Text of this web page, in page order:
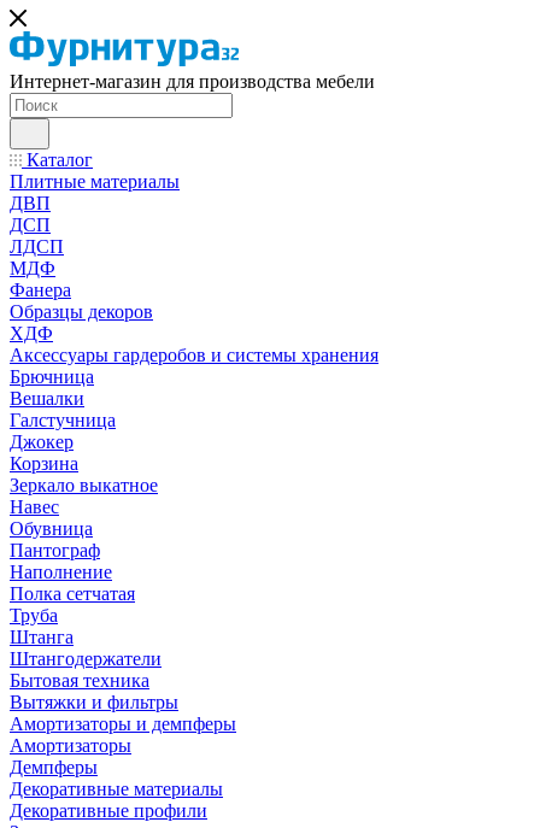
Интернет-магазин для производства мебели
Каталог
Плитные материалы
ДВП
ДСП
ЛДСП
МДФ
Фанера
Образцы декоров
ХДФ
Аксессуары гардеробов и системы хранения
Брючница
Вешалки
Галстучница
Джокер
Корзина
Зеркало выкатное
Навес
Обувница
Пантограф
Наполнение
Полка сетчатая
Труба
Штанга
Штангодержатели
Бытовая техника
Вытяжки и фильтры
Амортизаторы и демпферы
Амортизаторы
Демпферы
Декоративные материалы
Декоративные профили